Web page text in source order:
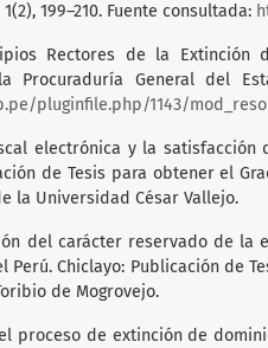
199–210. Fuente consultada:
Rectores de la Extinción
Procuraduría General del
1143/mod_resource/
electrónica y la
de Tesis para obtener el
la Universidad César Vallejo.
del carácter reservado de
Chiclayo: Publicación de
de Mogrovejo.
proceso de extinción de